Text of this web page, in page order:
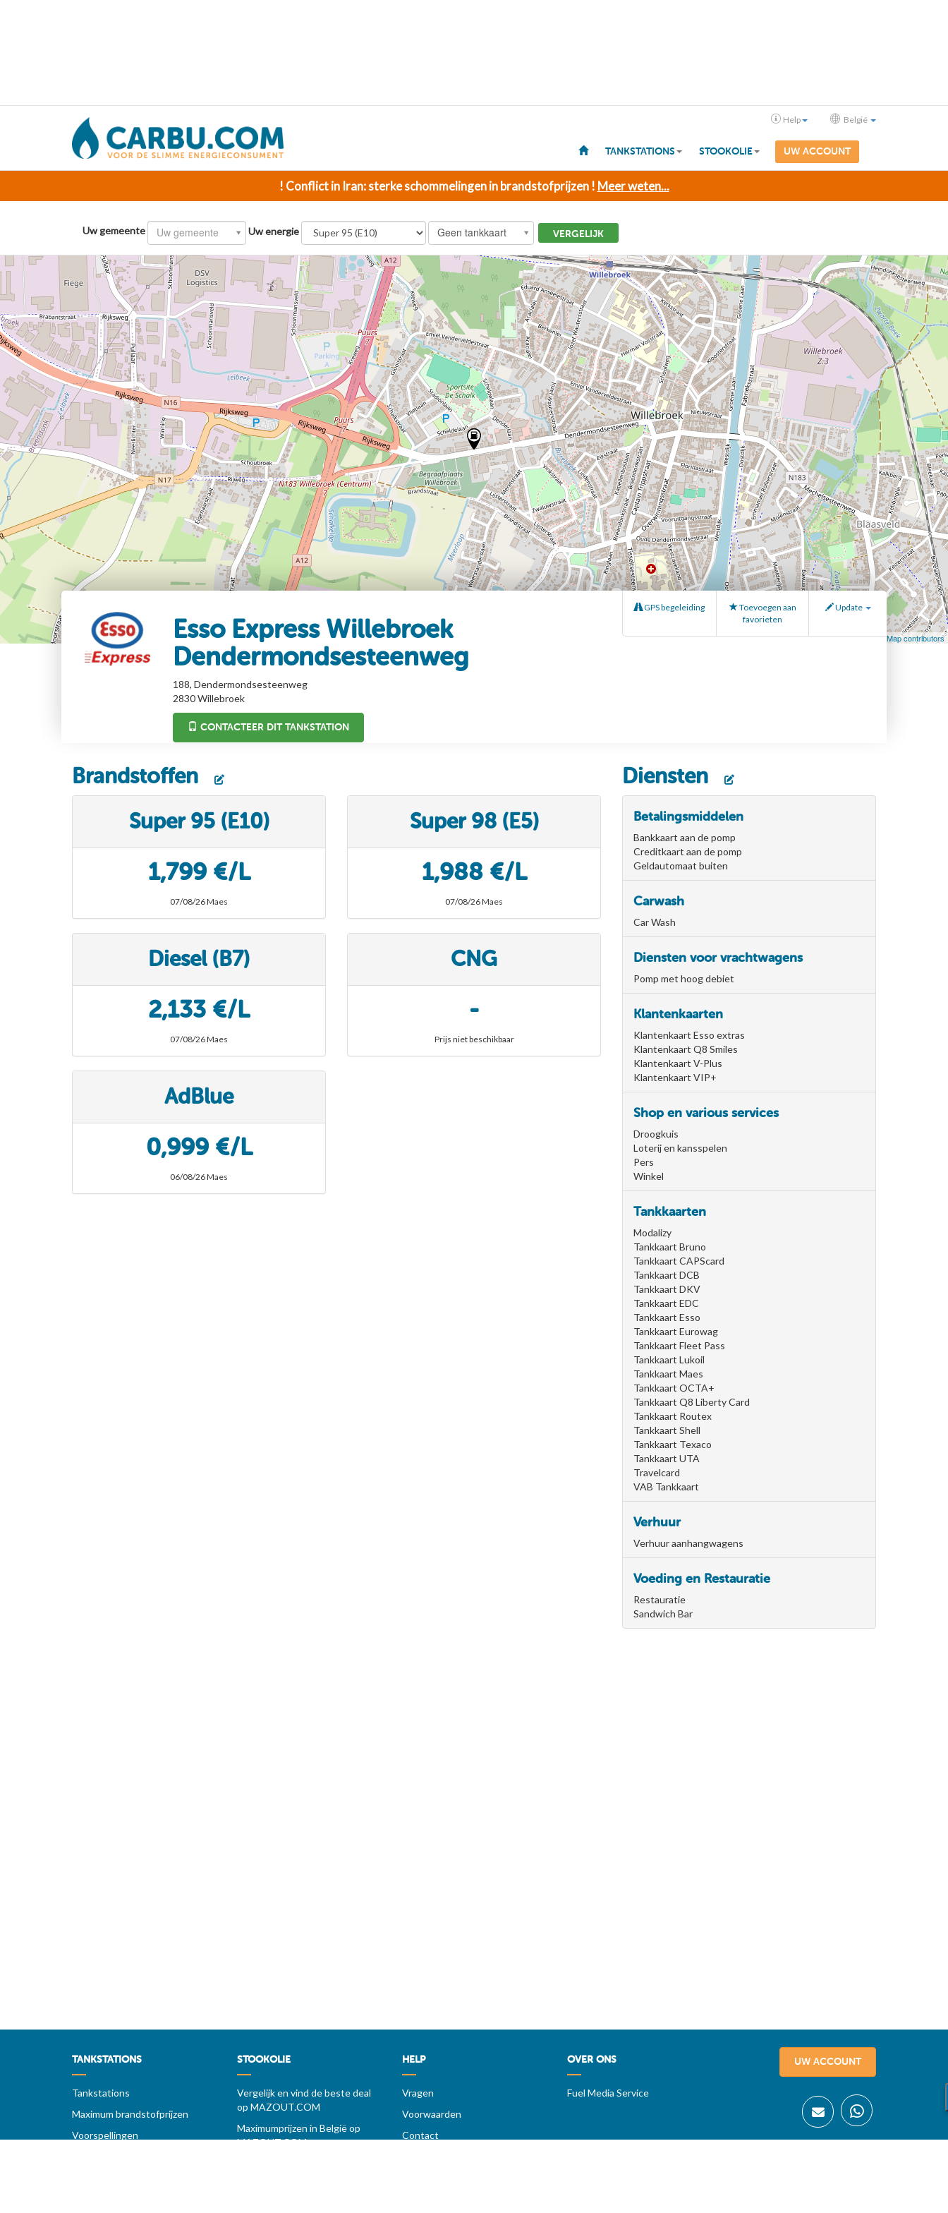
Help België
TANKSTATIONS STOOKOLIE UW ACCOUNT
! Conflict in Iran: sterke schommelingen in brandstofprijzen ! Meer weten...
Uw gemeente Uw gemeente Uw energie Geen tankkaart VERGELIJK
Leaflet| Map data ©OpenStreetMapcontributors, ©OpenStreetMap contributors
Esso Express Willebroek
Dendermondsesteenweg
188, Dendermondsesteenweg
2830 Willebroek
CONTACTEER DIT TANKSTATION
GPS begeleiding
Toevoegen aan
favorieten
Update
Brandstoffen
Super 95 (E10)
1,799 €/L
07/08/26 Maes
Super 98 (E5)
1,988 €/L
07/08/26 Maes
Diesel (B7)
2,133 €/L
07/08/26 Maes
CNG
-
Prijs niet beschikbaar
AdBlue
0,999 €/L
06/08/26 Maes
Diensten
Betalingsmiddelen
Bankkaart aan de pomp
Creditkaart aan de pomp
Geldautomaat buiten
Carwash
Car Wash
Diensten voor vrachtwagens
Pomp met hoog debiet
Klantenkaarten
Klantenkaart Esso extras
Klantenkaart Q8 Smiles
Klantenkaart V-Plus
Klantenkaart VIP+
Shop en various services
Droogkuis
Loterij en kansspelen
Pers
Winkel
Tankkaarten
Modalizy
Tankkaart Bruno
Tankkaart CAPScard
Tankkaart DCB
Tankkaart DKV
Tankkaart EDC
Tankkaart Esso
Tankkaart Eurowag
Tankkaart Fleet Pass
Tankkaart Lukoil
Tankkaart Maes
Tankkaart OCTA+
Tankkaart Q8 Liberty Card
Tankkaart Routex
Tankkaart Shell
Tankkaart Texaco
Tankkaart UTA
Travelcard
VAB Tankkaart
Verhuur
Verhuur aanhangwagens
Voeding en Restauratie
Restauratie
Sandwich Bar
TANKSTATIONS
Tankstations
Maximum brandstofprijzen
Voorspellingen
STOOKOLIE
Vergelijk en vind de beste deal
op MAZOUT.COM
Maximumprijzen in België op
MAZOUT.COM
HELP
Vragen
Voorwaarden
Contact
OVER ONS
Fuel Media Service
UW ACCOUNT